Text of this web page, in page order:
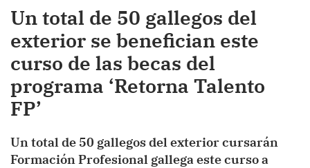
Un total de 50 gallegos del
exterior se benefician este
curso de las becas del
programa ‘Retorna Talento
FP’
Un total de 50 gallegos del exterior cursarán
Formación Profesional gallega este curso a